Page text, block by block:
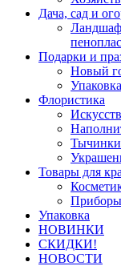
Дача, сад и
Подарки и
Новый
Флористика
Тычинки
Товары для
Приборы
Упаковка
НОВИНКИ
СКИДКИ!
НОВОСТИ